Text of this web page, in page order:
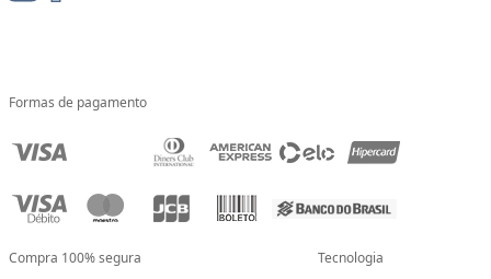
Formas de pagamento
Compra 100% segura Tecnologia